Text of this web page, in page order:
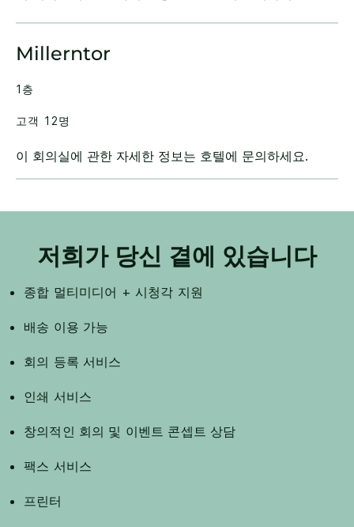
Millerntor
이 회의실에 관한 자세한 정보는 호텔에 문의하세요.
1층
고객 12명
저희가 당신 곁에 있습니다
종합 멀티미디어 + 시청각 지원
배송 이용 가능
회의 등록 서비스
인쇄 서비스
창의적인 회의 및 이벤트 콘셉트 상담
팩스 서비스
프린터